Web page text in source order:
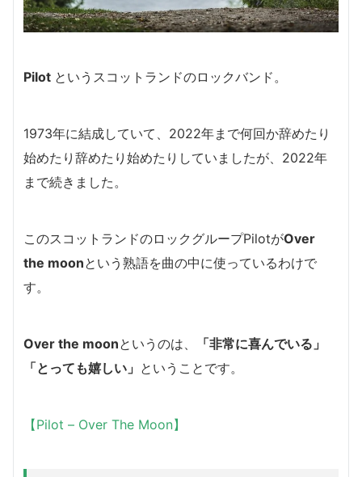
Pilot というスコットランドのロックバンド。
1973年に結成していて、2022年まで何回か辞めたり
始めたり辞めたり始めたりしていましたが、2022年
まで続きました。
このスコットランドのロックグループPilotがOver
the moonという熟語を曲の中に使っているわけで
す。
Over the moonというのは、
「非常に喜んでいる」
「とっても嬉しい」 ということです。
【Pilot – Over The Moon】